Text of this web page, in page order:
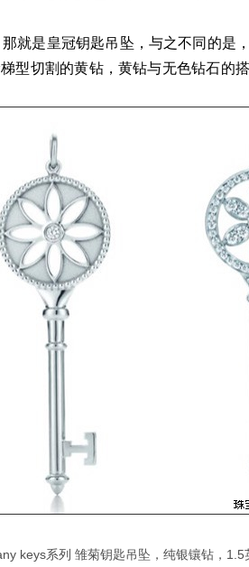
是皇冠钥匙吊坠，与之不同的是
型切割的黄钻，黄钻与无色钻石的
keys系列 雏菊钥匙吊坠，纯银镶钻，